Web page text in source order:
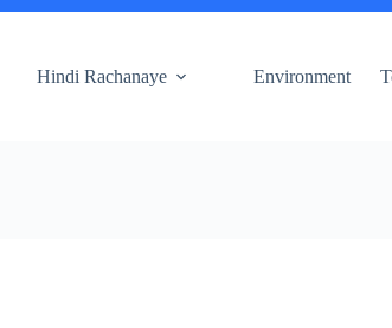
Hindi Rachanaye Environment